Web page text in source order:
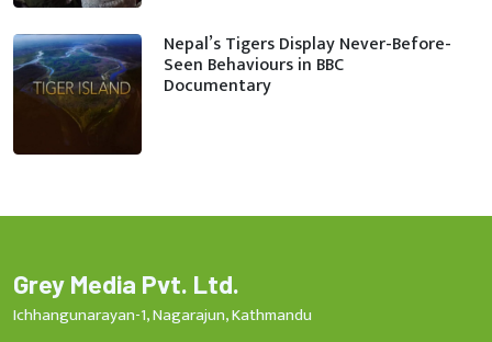
Nepal’s Tigers Display Never-Before-
Seen Behaviours in BBC
Documentary
Grey Media Pvt. Ltd.
Ichhangunarayan-1, Nagarajun, Kathmandu